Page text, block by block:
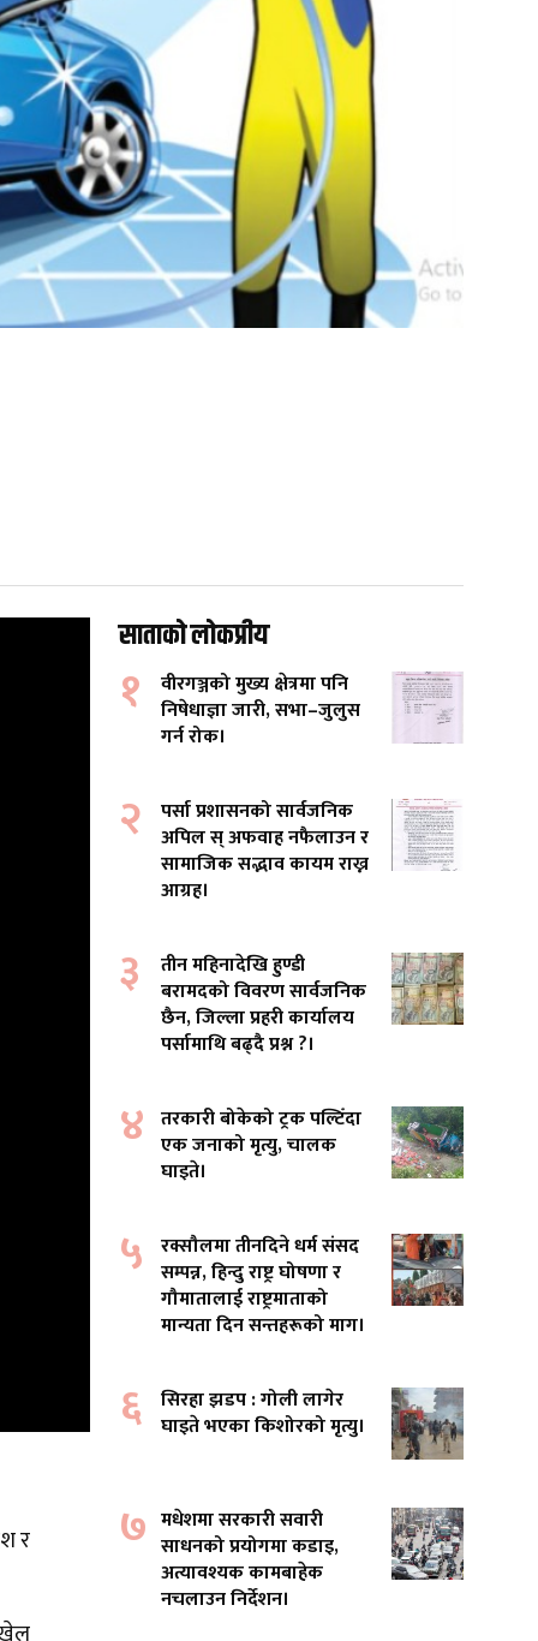
र
साताको लोकप्रीय
१
वीरगञ्जको मुख्य क्षेत्रमा पनि
निषेधाज्ञा जारी, सभा–जुलुस
गर्न रोक।
२
पर्सा प्रशासनको सार्वजनिक
अपिल स् अफवाह नफैलाउन र
सामाजिक सद्भाव कायम राख्न
आग्रह।
३
तीन महिनादेखि हुण्डी
बरामदको विवरण सार्वजनिक
छैन, जिल्ला प्रहरी कार्यालय
पर्सामाथि बढ्दै प्रश्न ?।
४ तरकारी बोकेको ट्रक पल्टिँदा
एक जनाको मृत्यु, चालक
घाइते।
५ रक्सौलमा तीनदिने धर्म संसद
सम्पन्न, हिन्दु राष्ट्र घोषणा र
गौमातालाई राष्ट्रमाताको
मान्यता दिन सन्तहरूको माग।
६ सिरहा झडप : गोली लागेर
घाइते भएका किशोरको मृत्यु।
७ मधेशमा सरकारी सवारी
साधनको प्रयोगमा कडाइ,
अत्यावश्यक कामबाहेक
नचलाउन निर्देशन।